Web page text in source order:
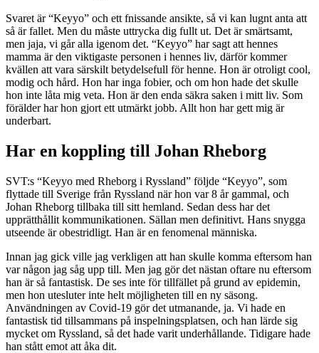
Svaret är “Keyyo” och ett fnissande ansikte, så vi kan lugnt anta att
så är fallet. Men du måste uttrycka dig fullt ut. Det är smärtsamt,
men jaja, vi går alla igenom det. “Keyyo” har sagt att hennes
mamma är den viktigaste personen i hennes liv, därför kommer
kvällen att vara särskilt betydelsefull för henne. Hon är otroligt cool,
modig och hård. Hon har inga fobier, och om hon hade det skulle
hon inte låta mig veta. Hon är den enda säkra saken i mitt liv. Som
förälder har hon gjort ett utmärkt jobb. Allt hon har gett mig är
underbart.
Har en koppling till Johan Rheborg
SVT:s “Keyyo med Rheborg i Ryssland” följde “Keyyo”, som
flyttade till Sverige från Ryssland när hon var 8 år gammal, och
Johan Rheborg tillbaka till sitt hemland. Sedan dess har det
upprätthållit kommunikationen. Sällan men definitivt. Hans snygga
utseende är obestridligt. Han är en fenomenal människa.
Innan jag gick ville jag verkligen att han skulle komma eftersom han
var någon jag såg upp till. Men jag gör det nästan oftare nu eftersom
han är så fantastisk. De ses inte för tillfället på grund av epidemin,
men hon utesluter inte helt möjligheten till en ny säsong.
Användningen av Covid-19 gör det utmanande, ja. Vi hade en
fantastisk tid tillsammans på inspelningsplatsen, och han lärde sig
mycket om Ryssland, så det hade varit underhållande. Tidigare hade
han stått emot att åka dit.